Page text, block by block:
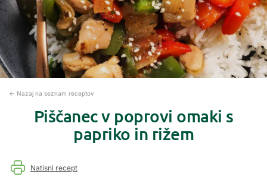
← Nazaj na seznam receptov
Piščanec v poprovi omaki s
papriko in rižem
Natisni recept